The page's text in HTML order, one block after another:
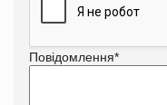
Повідомлення*